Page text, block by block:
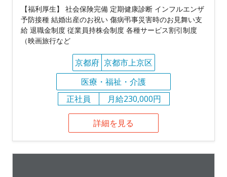
【福利厚生】 社会保険完備 定期健康診断 インフルエンザ
予防接種 結婚出産のお祝い 傷病弔事災害時のお見舞い支
給 退職金制度 従業員持株会制度 各種サービス割引制度
（映画旅行など
京都府 京都市上京区
医療・福祉・介護
正社員
月給230,000円
詳細を見る